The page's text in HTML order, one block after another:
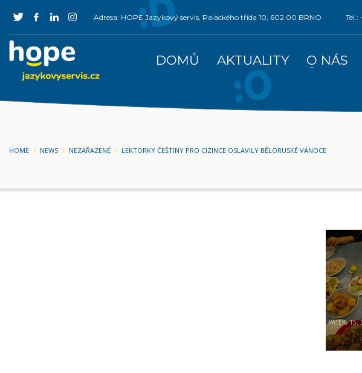
Adresa: HOPE Jazykový servis, Palackého třída 10, 602 00 BRNO Tel.:
DOMŮ AKTUALITY O NÁS
HOME NEWS NEZAŘAZENÉ LEKTORKY ČEŠTINY PRO CIZINCE OSLAVILY BĚLORUSKÉ VÁNOCE
PÁTEK, 15.